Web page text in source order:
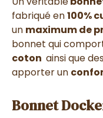
fabriqué en100%
un maximum de
bonnet qui
coton ainsi que
apporter un
Bonnet